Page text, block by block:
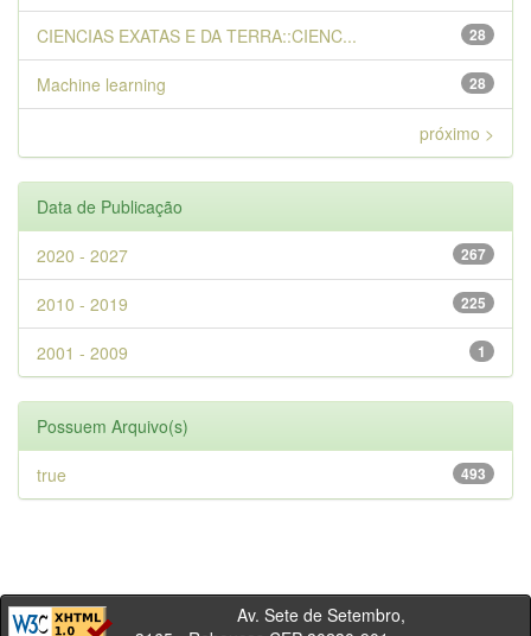
28
CIENCIAS EXATAS E DA TERRA::CIENC...
28
Machine learning
próximo >
Data de Publicação
267
2020 - 2027
225
2010 - 2019
1
2001 - 2009
Possuem Arquivo(s)
493
true
Av. Sete de Setembro,